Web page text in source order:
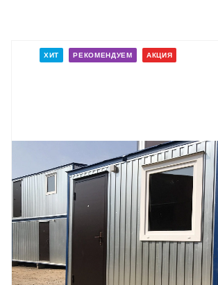
ХИТ РЕКОМЕНДУЕМ АКЦИЯ